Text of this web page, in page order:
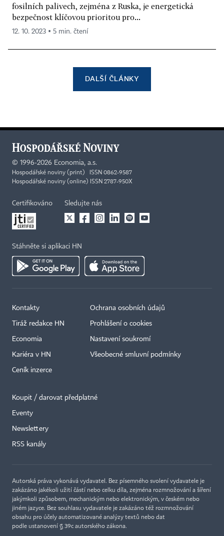
fosilních palivech, zejména z Ruska, je energetická
bezpečnost klíčovou prioritou pro...
12. 10. 2023 ▪ 5 min. čtení
DALŠÍ ČLÁNKY
© 1996-2026 Economia, a.s.
Hospodářské noviny (print) ISSN 0862-9587
Hospodářské noviny (online) ISSN 2787-950X
Certifikováno Sledujte nás
Stáhněte si aplikaci HN
Kontakty
Tiráž redakce HN
Economia
Kariéra v HN
Ceník inzerce
Ochrana osobních údajů
Prohlášení o cookies
Nastavení soukromí
Všeobecné smluvní podmínky
Koupit / darovat předplatné
Eventy
Newslettery
RSS kanály
Autorská práva vykonává vydavatel. Bez písemného svolení vydavatele je
zakázáno jakékoli užití částí nebo celku díla, zejména rozmnožování a šíření
jakýmkoli způsobem, mechanickým nebo elektronickým, v českém nebo
jiném jazyce. Bez souhlasu vydavatele je zakázáno též rozmnožování
obsahu pro účely automatizované analýzy textů nebo dat
podle ustanovení § 39c autorského zákona.